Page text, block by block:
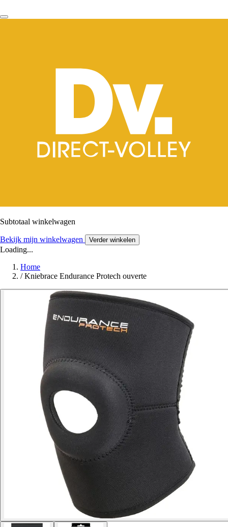
Subtotaal winkelwagen
Bekijk mijn winkelwagen Verder winkelen
Loading...
Home
/ Kniebrace Endurance Protech ouverte